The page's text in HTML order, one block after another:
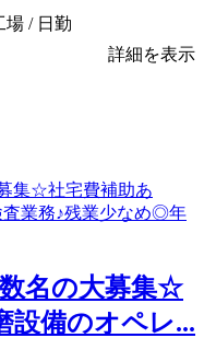
場 / 日勤
詳細を表示
数名の大募集☆
設備のオペレ...